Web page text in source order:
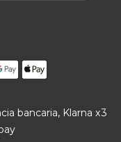
bancaria, Klarna x3